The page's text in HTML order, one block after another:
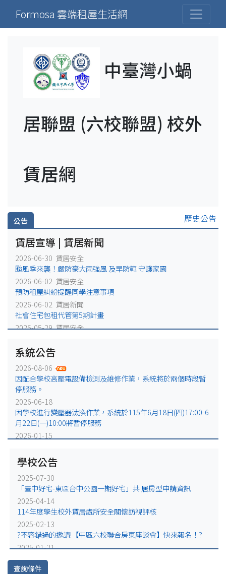
Formosa 雲端租屋生活網
中臺灣小蝸
居聯盟 (六校聯盟) 校外
賃居網
公告 歷史公告
賃居宣導 | 賃居新聞
2026-06-30 賃居安全
颱風季來襲！嚴防豪大雨強風 及早防範 守護家園
2026-06-02 賃居安全
預防租屋糾紛提醒同學注意事項
2026-06-02 賃居新聞
社會住宅包租代管第5期計畫
2026-05-29 賃居安全
2026-05-25 賃居安全
賃居退租注意事項
2026-05-18 賃居新聞
校外租屋租金補貼宣導公告
系統公告
2026-08-06
因配合學校高壓電設備檢測及維修作業，系統將於兩個時段暫
停服務。
2026-06-18
因學校進行變壓器汰換作業，系統於115年6月18日(四)17:00-6
月22日(一)10:00將暫停服務
2026-01-15
(五)17:00-1月19日(一)10:00將暫停服務
2025-12-31
因配合學校電力設備緊急維修作業，系統於115年1月2日
(五)17:00-1月5日(一)10:00將暫停服務。
2025-07-29
因配合學校例行性停電作業，系統於114年8月15日(五)16:00-8
月18日(一)10:00將暫停服務。
2025-04-01
因配合學校電氣設備檢修作業，系統於114年4月1日(二)17:00-
4月7日(一)8:00將暫停服務。
學校公告
2025-07-30
「臺中好宅-東區台中公園一期好宅」共 居房型申請資訊
2025-04-14
114年度學生校外賃居處所安全關懷訪視評核
2025-02-13
?不容錯過的邀請!【中區六校聯合房東座談會】快來報名！?
2025-01-21
即日起雲端租屋網所上架物件，均需配合政府租金補貼政策，
始得刊登。
查詢條件